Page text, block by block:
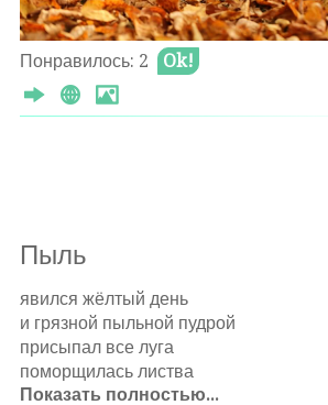
Оставлять комментарии могут только
авторизированныепользователи
Воспоминанья оживив,
Оставив под ненастным сводом
Осеннего дождя мотив.
Θ 2024-08-28
Понравилось: 2 Ok!
Пыль
­явился жёлтый день
и грязной пыльной пудрой
присыпал все луга
поморщилась листва
а небо набекрень
Показать полностью...